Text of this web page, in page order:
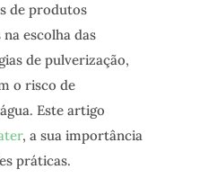
de produtos
escolha das
de pulverização,
o risco de
Este artigo
, a sua importância
práticas.